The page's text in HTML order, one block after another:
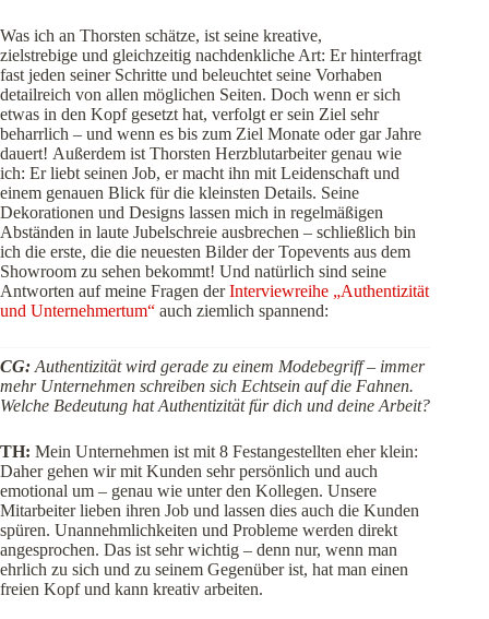
Was ich an Thorsten schätze, ist seine kreative,
zielstrebige und gleichzeitig nachdenkliche Art: Er hinterfragt
fast jeden seiner Schritte und beleuchtet seine Vorhaben
detailreich von allen möglichen Seiten. Doch wenn er sich
etwas in den Kopf gesetzt hat, verfolgt er sein Ziel sehr
beharrlich – und wenn es bis zum Ziel Monate oder gar Jahre
dauert! Außerdem ist Thorsten Herzblutarbeiter genau wie
ich: Er liebt seinen Job, er macht ihn mit Leidenschaft und
einem genauen Blick für die kleinsten Details. Seine
Dekorationen und Designs lassen mich in regelmäßigen
Abständen in laute Jubelschreie ausbrechen – schließlich bin
ich die erste, die die neuesten Bilder der Topevents aus dem
Showroom zu sehen bekommt! Und natürlich sind seine
Antworten auf meine Fragen derInterviewreihe „Authentizität
und Unternehmertum“ auch ziemlich spannend:
CG: Authentizität wird gerade zu einem Modebegriff – immer
mehr Unternehmen schreiben sich Echtsein auf die Fahnen.
Welche Bedeutung hat Authentizität für dich und deine Arbeit?
TH: Mein Unternehmen ist mit 8 Festangestellten eher klein:
Daher gehen wir mit Kunden sehr persönlich und auch
emotional um – genau wie unter den Kollegen. Unsere
Mitarbeiter lieben ihren Job und lassen dies auch die Kunden
spüren. Unannehmlichkeiten und Probleme werden direkt
angesprochen. Das ist sehr wichtig – denn nur, wenn man
ehrlich zu sich und zu seinem Gegenüber ist, hat man einen
freien Kopf und kann kreativ arbeiten.